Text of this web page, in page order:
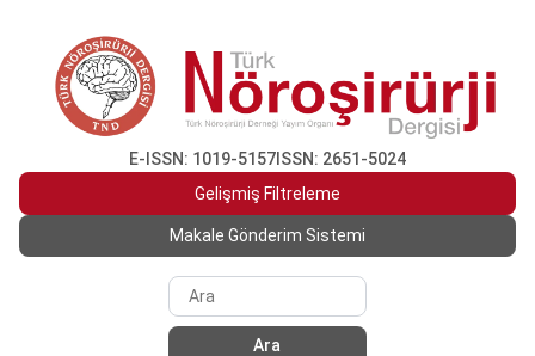
E-ISSN: 1019-5157 ISSN: 2651-5024
Gelişmiş Filtreleme
Makale Gönderim Sistemi
Ara